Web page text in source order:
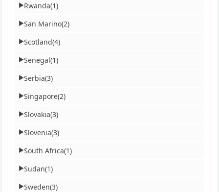
▶Rwanda(1)
▶San Marino(2)
▶Scotland(4)
▶Senegal(1)
▶Serbia(3)
▶Singapore(2)
▶Slovakia(3)
▶Slovenia(3)
▶South Africa(1)
▶Sudan(1)
▶Sweden(3)